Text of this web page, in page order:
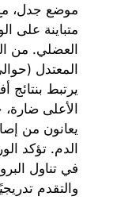
موضع جدل،
متباينة على
العضلي. من
يرتبط بنتائج
الأعلى
يعانون من
الدم. تؤكد
في تناول
والتقدم